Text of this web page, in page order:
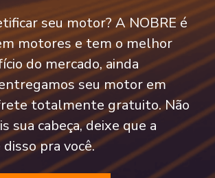
seu motor? A NOBRE é
motores e tem o melhor
do mercado, ainda
seu motor em
totalmente gratuito. Não
sua cabeça, deixe que a
pra você.